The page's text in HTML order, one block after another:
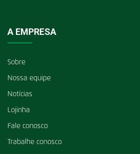
A EMPRESA
Sobre
Nossa equipe
Notícias
Lojinha
Fale conosco
Trabalhe conosco